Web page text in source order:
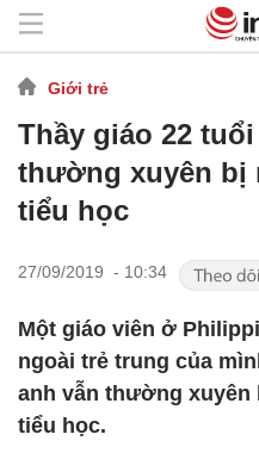
Giới trẻ
Thầy giáo 22
thường xuyên bị
tiểu học
27/09/2019 - 10:34
Một giáo viên ở
ngoài trẻ trung của
anh vẫn thường xuyên
tiểu học.